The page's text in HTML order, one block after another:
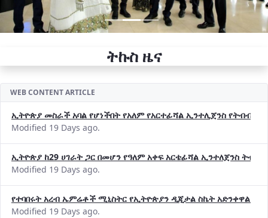
ትኩስ ዜና
WEB CONTENT ARTICLE
ኢትዮጵያ መስራች አባል የሆነችበት የአለም የአርተፊሻል ኢንተሊጀንስ የትብብር
Modified 19 Days ago.
ኢትዮጵያ ከ29 ሀገራት ጋር በመሆን የዓለም አቀፍ አርቴፊሻል ኢንተለጀንስ
Modified 19 Days ago.
የተባበሩት አረብ ኤምሬቶች ሚኒስትር የኢትዮጵያን ዲጂታል ስኬት አድንቀዋል
Modified 19 Days ago.